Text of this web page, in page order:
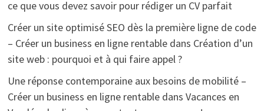
ce que vous devez savoir pour rédiger un CV parfait
Créer un site optimisé SEO dès la première ligne de code
– Créer un business en ligne rentabledans Création d’un
site web : pourquoi et à qui faire appel ?
Une réponse contemporaine aux besoins de mobilité –
Créer un business en ligne rentabledans Vacances en